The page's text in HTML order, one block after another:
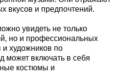
вкусов и предпочтений.
увидеть не только
но и профессиональных
художников по
может включать в себя
костюмы и